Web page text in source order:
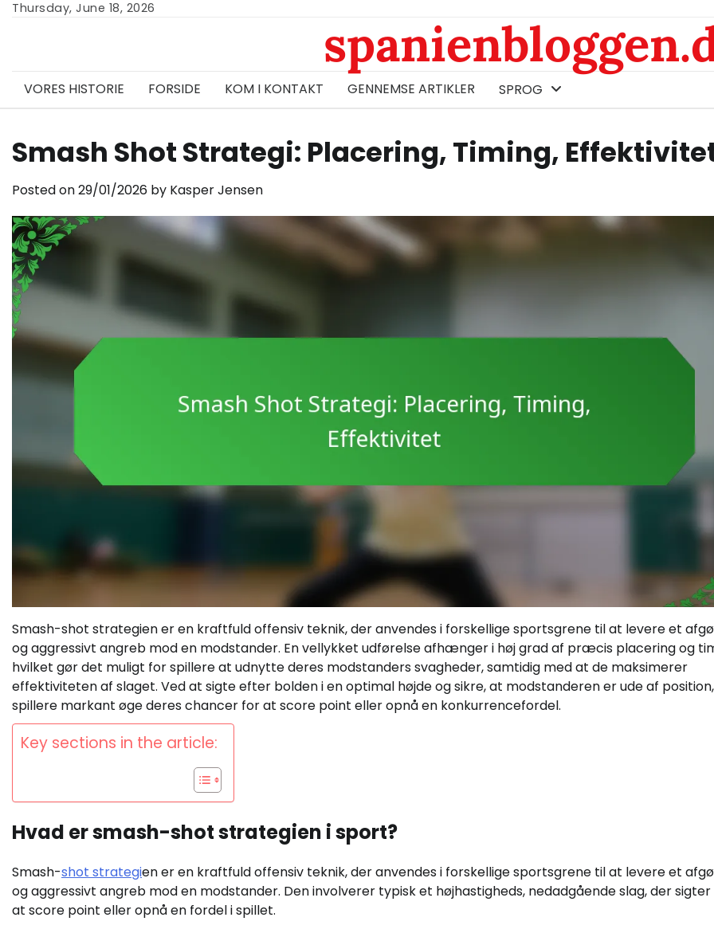
SkipThursday, June 18, 2026
VORES HISTORIE FORSIDE KOM I KONTAKT GENNEMSE ARTIKLER SPROG
Smash Shot Strategi: Placering, Timing,
Posted on29/01/2026 by Kasper Jensen
Smash-shot strategien er en kraftfuld offensiv teknik, der anvendes i forskellige sportsgrene til at levere et
og aggressivt angreb mod en modstander. En vellykket udførelse afhænger i høj grad af præcis placering og
hvilket gør det muligt for spillere at udnytte deres modstanders svagheder, samtidig med at de maksimerer
effektiviteten af slaget. Ved at sigte efter bolden i en optimal højde og sikre, at modstanderen er ude af
spillere markant øge deres chancer for at score point eller opnå en konkurrencefordel.
Key sections in the article:
Hvad er smash-shot strategien i sport?
Smash-shot strategien er en kraftfuld offensiv teknik, der anvendes i forskellige sportsgrene til at levere et
og aggressivt angreb mod en modstander. Den involverer typisk et højhastigheds, nedadgående slag, der
at score point eller opnå en fordel i spillet.